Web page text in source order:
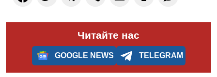
Читайте нас
GOOGLE NEWS TELEGRAM